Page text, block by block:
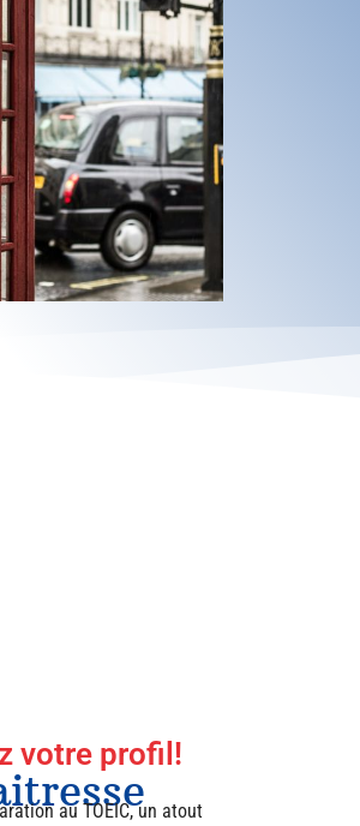
votre profil!
au TOEIC, un atout